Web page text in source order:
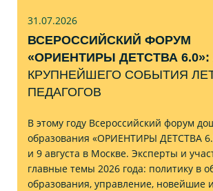
31.07.2026
ВСЕРОССИЙСКИЙ ФОРУМ
«ОРИЕНТИРЫ ДЕТСТВА 6.0»:
КРУПНЕЙШЕГО СОБЫТИЯ
ПЕДАГОГОВ
В этому году Всероссийский форум
образования «ОРИЕНТИРЫ ДЕТСТВА
и 9 августа в Москве. Эксперты и
главные темы 2026 года: политику в
образования, управление, новейшие